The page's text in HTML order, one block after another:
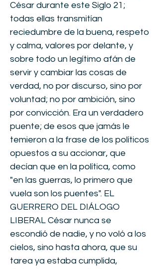
César durante este Siglo 21;
todas ellas transmitían
reciedumbre de la buena, respeto
y calma, valores por delante, y
sobre todo un legítimo afán de
servir y cambiar las cosas de
verdad, no por discurso, sino por
voluntad; no por ambición, sino
por convicción. Era un verdadero
puente; de esos que jamás le
temieron a la frase de los políticos
opuestos a su accionar, que
decían que en la política, como
"en las guerras, lo primero que
vuela son los puentes". EL
GUERRERO DEL DIÁLOGO
LIBERAL César nunca se
escondió de nadie, y no voló a los
cielos, sino hasta ahora, que su
tarea ya estaba cumplida,